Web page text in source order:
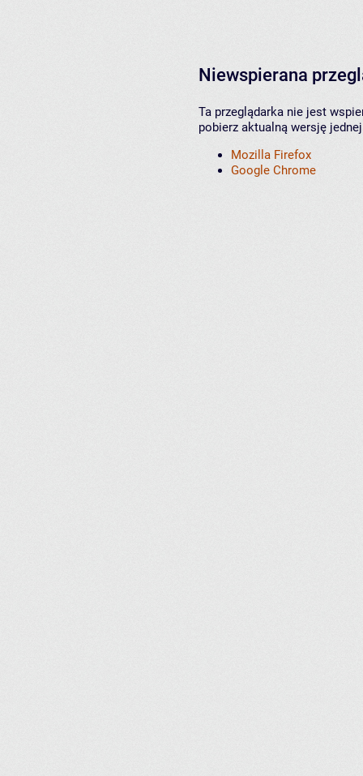
Niewspierana
Ta przeglądarka nie jest
pobierz aktualną wersję
Mozilla Firefox
Google Chrome